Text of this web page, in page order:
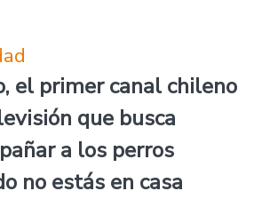
el primer canal chileno
que busca
a los perros
no estás en casa